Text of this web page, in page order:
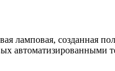
ламповая, созданная
автоматизированными